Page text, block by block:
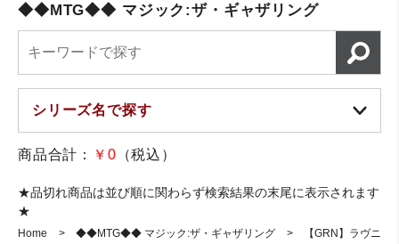
◆◆MTG◆◆ マジック:ザ・ギャザリング
商品合計： ￥0 （税込）
★品切れ商品は並び順に関わらず検索結果の末尾に表示されます
★
Home ◆◆MTG◆◆ マジック:ザ・ギャザリング 【GRN】ラヴニカ